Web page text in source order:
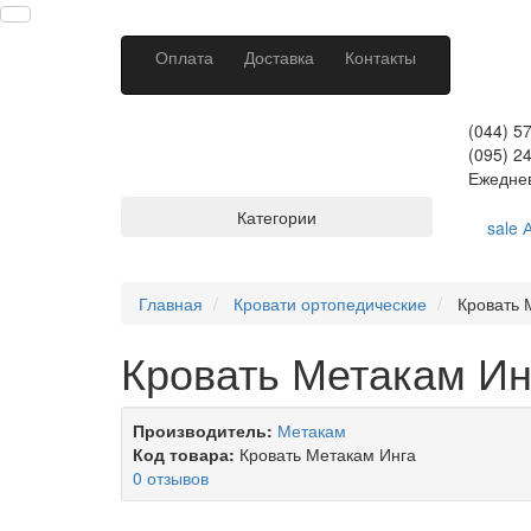
Оплата Доставка Контакты
(044)
(095)
sale
Категории
Главная Кровати ортопедические Кровать
Кровать Метакам
Производитель: Метакам
Код товара: Кровать Метакам Инга
0 отзывов